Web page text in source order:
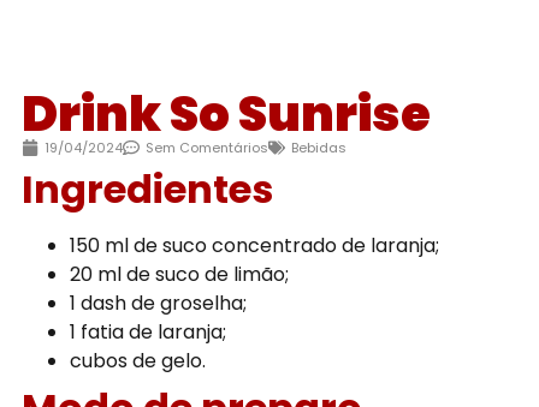
Drink So Sunrise
19/04/2024 Sem Comentários Bebidas
Ingredientes
150 ml de suco concentrado de laranja;
20 ml de suco de limão;
1 dash de groselha;
1 fatia de laranja;
cubos de gelo.